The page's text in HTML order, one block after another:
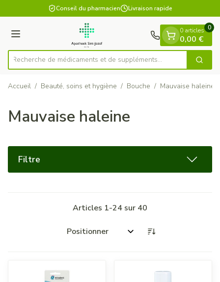
Aller au contenu
1 de 1Conseil du pharmacien Livraison rapide
Menu
Rechercher
Recherche de médicaments et de su
0 articles
0,00 €
0
Accueil / Beauté, soins et hygiène / Bouche / Mauvaise haleine
Mauvaise haleine
Filtre
Articles 1-24 sur 40
Trier par: